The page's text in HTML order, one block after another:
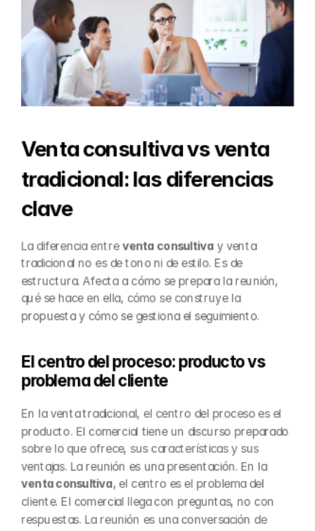
Venta consultiva vs venta
tradicional: las diferencias
clave
La diferencia entre venta consultiva y venta
tradicional no es de tono ni de estilo. Es de
estructura. Afecta a cómo se prepara la reunión,
qué se hace en ella, cómo se construye la
propuesta y cómo se gestiona el seguimiento.
El centro del proceso: producto vs
problema del cliente
En la venta tradicional, el centro del proceso es el
producto. El comercial tiene un discurso preparado
sobre lo que ofrece, sus características y sus
ventajas. La reunión es una presentación. En la
venta consultiva, el centro es el problema del
cliente. El comercial llega con preguntas, no con
respuestas. La reunión es una conversación de